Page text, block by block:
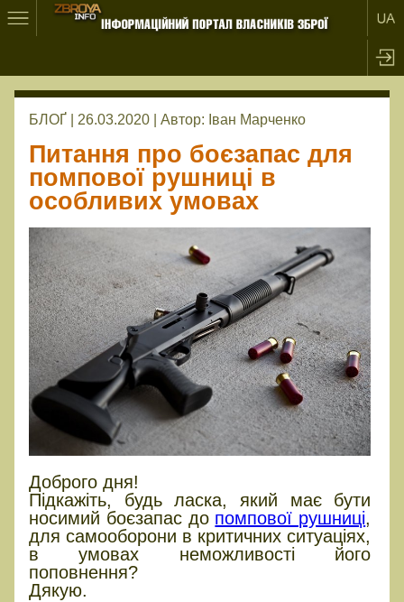
БЛОҐ | 26.03.2020 | Автор: Іван Марченко
Питання про боєзапас для
помпової рушниці в
особливих умовах
Доброго дня!
Підкажіть, будь ласка, який має бути
носимий боєзапас до помпової рушниці,
для самооборони в критичних ситуаціях,
в умовах неможливості його
поповнення?
Дякую.